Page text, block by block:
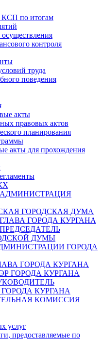
КСП по итогам
контроля
труда
поведения
акты
правовых актов
планирования
акты для прохождения
ГОРОДСКАЯ ДУМА
ГОРОДА КУРГАНА
ДУМЫ
ГОРОДА
ГОРОДА КУРГАНА
ГОРОДА КУРГАНА
КУРГАНА
КОМИССИЯ
услуг
предоставляемые по